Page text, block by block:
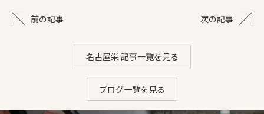
前の記事 次の記事
名古屋栄 記事一覧を見る
ブログ一覧を見る